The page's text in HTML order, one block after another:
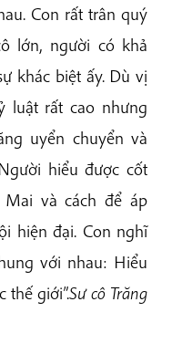
Con rất trân quý
lớn, người có khả
khác biệt ấy. Dù vị
luật rất cao nhưng
uyển chuyển và
hiểu được cốt
và cách để áp
hiện đại. Con nghĩ
với nhau: Hiểu
thế giới”.Sư cô Trăng